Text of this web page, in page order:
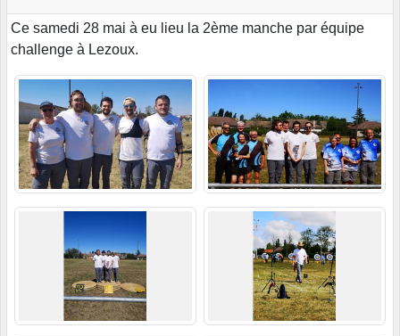
Ce samedi 28 mai à eu lieu la 2ème manche par équipe
challenge à Lezoux.